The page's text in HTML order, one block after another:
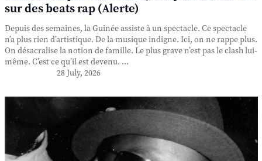
sur des beats rap (Alerte)
Depuis des semaines, la Guinée assiste à un spectacle. Ce spectacle
n’a plus rien d’artistique. De la musique indigne. Ici, on ne rappe plus.
On désacralise la notion de famille. Le plus grave n’est pas le clash lui-
même. C’est ce qu’il est devenu. ...
28 July, 2026